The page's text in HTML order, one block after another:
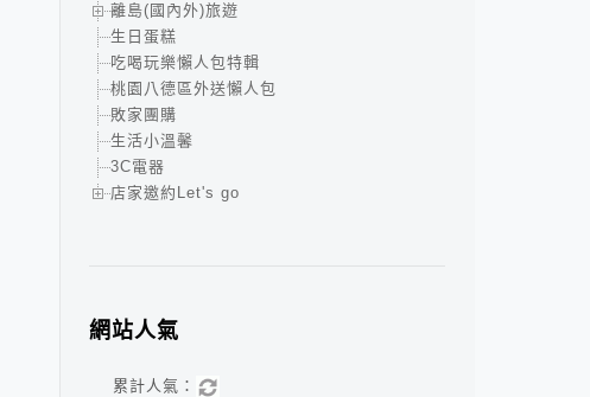
離島(國內外)旅遊
生日蛋糕
吃喝玩樂懶人包特輯
桃園八德區外送懶人包
敗家團購
生活小溫馨
3C電器
店家邀約Let's go
網站人氣
累計人氣：